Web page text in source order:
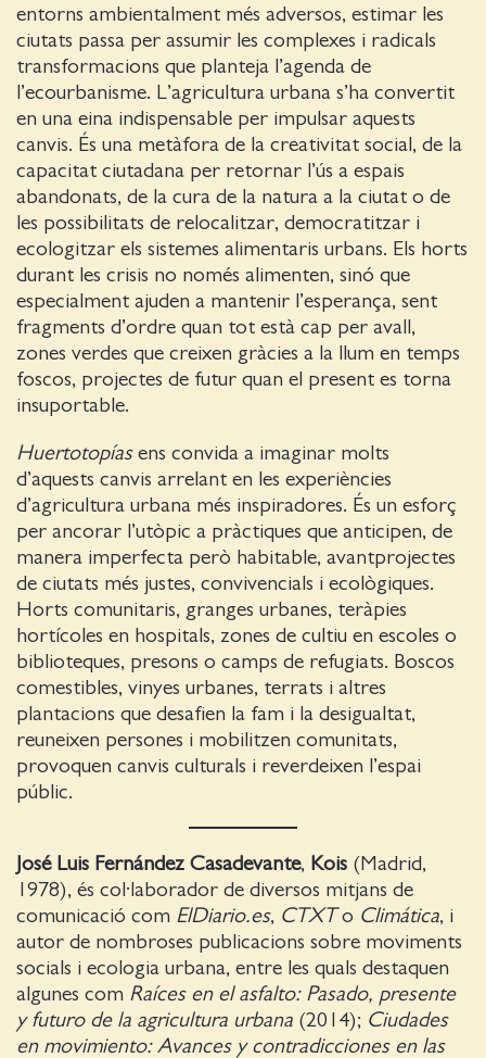
entorns ambientalment més adversos, estimar les
ciutats passa per assumir les complexes i radicals
transformacions que planteja l’agenda de
l’ecourbanisme. L’agricultura urbana s’ha convertit
en una eina indispensable per impulsar aquests
canvis. És una metàfora de la creativitat social, de la
capacitat ciutadana per retornar l’ús a espais
abandonats, de la cura de la natura a la ciutat o de
les possibilitats de relocalitzar, democratitzar i
ecologitzar els sistemes alimentaris urbans. Els horts
durant les crisis no només alimenten, sinó que
especialment ajuden a mantenir l’esperança, sent
fragments d’ordre quan tot està cap per avall,
zones verdes que creixen gràcies a la llum en temps
foscos, projectes de futur quan el present es torna
insuportable.
Huertotopías ens convida a imaginar molts
d’aquests canvis arrelant en les experiències
d’agricultura urbana més inspiradores. És un esforç
per ancorar l’utòpic a pràctiques que anticipen, de
manera imperfecta però habitable, avantprojectes
de ciutats més justes, convivencials i ecològiques.
Horts comunitaris, granges urbanes, teràpies
hortícoles en hospitals, zones de cultiu en escoles o
biblioteques, presons o camps de refugiats. Boscos
comestibles, vinyes urbanes, terrats i altres
plantacions que desafien la fam i la desigualtat,
reuneixen persones i mobilitzen comunitats,
provoquen canvis culturals i reverdeixen l’espai
públic.
José Luis Fernández Casadevante, Kois (Madrid,
1978), és col·laborador de diversos mitjans de
comunicació com ElDiario.es, CTXTo Climática, i
autor de nombroses publicacions sobre moviments
socials i ecologia urbana, entre les quals destaquen
algunes com Raíces en el asfalto: Pasado, presente
y futuro de la agricultura urbana (2014); Ciudades
en movimiento: Avances y contradicciones en las